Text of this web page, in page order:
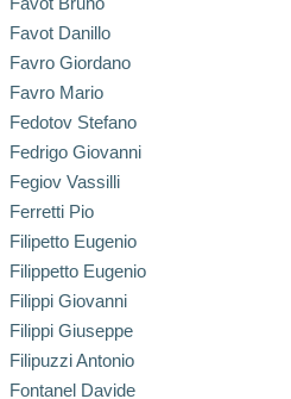
Favot Danillo
Favro Giordano
Favro Mario
Fedotov Stefano
Fedrigo Giovanni
Fegiov Vassilli
Ferretti Pio
Filipetto Eugenio
Filippetto Eugenio
Filippi Giovanni
Filippi Giuseppe
Filipuzzi Antonio
Fontanel Davide